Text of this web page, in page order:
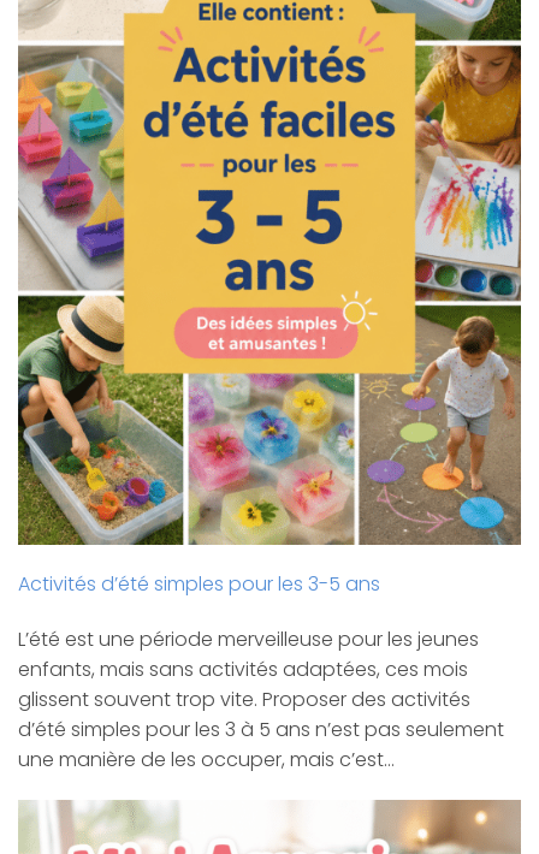
Activités d’été simples pour les 3-5 ans
L’été est une période merveilleuse pour les jeunes
enfants, mais sans activités adaptées, ces mois
glissent souvent trop vite. Proposer des activités
d’été simples pour les 3 à 5 ans n’est pas seulement
une manière de les occuper, mais c’est…